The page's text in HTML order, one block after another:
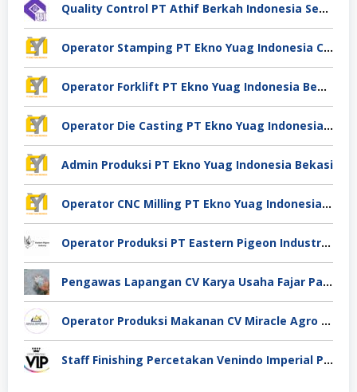
Quality Control PT Athif Berkah Indonesia Semarang
Operator Stamping PT Ekno Yuag Indonesia Cikarang
Operator Forklift PT Ekno Yuag Indonesia Bekasi
Operator Die Casting PT Ekno Yuag Indonesia Bekasi
Admin Produksi PT Ekno Yuag Indonesia Bekasi
Operator CNC Milling PT Ekno Yuag Indonesia Bekasi
Operator Produksi PT Eastern Pigeon Industry Deli Serdang
Pengawas Lapangan CV Karya Usaha Fajar Pasuruan
Operator Produksi Makanan CV Miracle Agro Spices Sidoarjo
Staff Finishing Percetakan Venindo Imperial Perkasa Bandung Kota